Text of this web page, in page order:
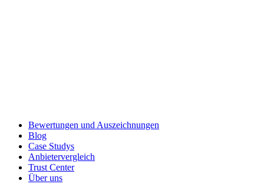
Bewertungen und Auszeichnungen
Blog
Case Studys
Anbietervergleich
Trust Center
Über uns